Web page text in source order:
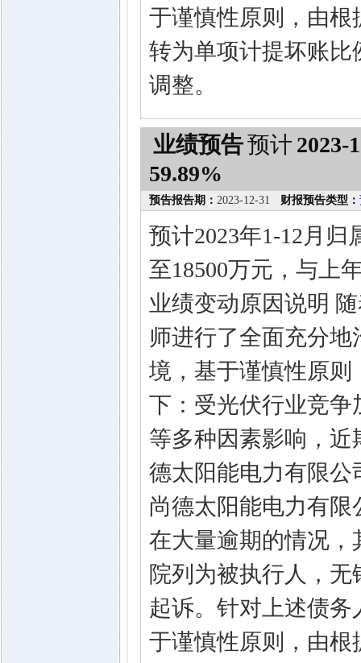
于谨慎性原则，由
转为单项计提坏账
调整。
业绩预告预计 2023-
59.89%
预告报告期： 2023-12-31 财报预告类型：
预计2023年1-12月
至18500万元，与上
业绩变动原因说明
师进行了全面充分
境，基于谨慎性原
下：受光伏行业竞
等多种因素影响，
德太阳能电力有限
尚德太阳能电力有
在大量逾期的情况
院列为被执行人，
起诉。针对上述债
于谨慎性原则，由